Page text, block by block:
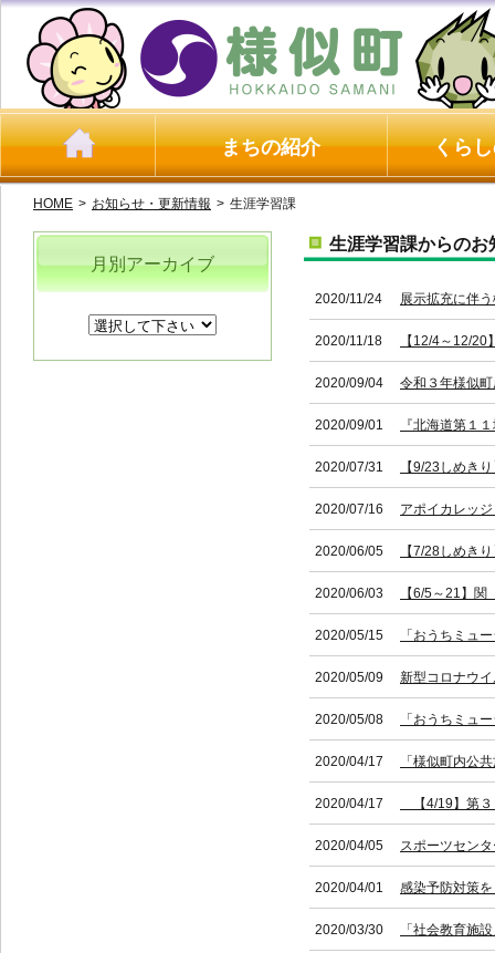
まちの紹介 くら
HOME > お知らせ・更新情報 > 生涯学習課
生涯学習課からのお
2020/11/24 展示拡充に伴
2020/11/18 【12/4～12/
2020/09/04 令和３年様似
2020/09/01 『北海道第１
2020/07/31 【9/23しめき
2020/07/16 アポイカレッ
2020/06/05 【7/28しめき
2020/06/03 【6/5～21】
2020/05/15 「おうちミュ
2020/05/09 新型コロナウ
2020/05/08 「おうちミュ
2020/04/17 「様似町内公
2020/04/17 【4/19】第３
2020/04/05 スポーツセン
2020/04/01 感染予防対策
2020/03/30 「社会教育施
月別アーカイブ